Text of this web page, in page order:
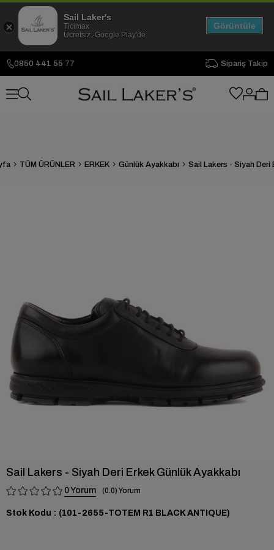
0850 441 55 77 Sipariş Takip
TÜM ÜRÜNLER ERKEK Günlük Ayakkabı
Sail Lakers - Siyah Deri Erkek Günlük Ayakkabı
0 0.0
Stok Kodu (101-2655-TOTEM R1 BLACK ANTIQUE)
Sail Laker's
Ticimax
Ücretsiz -Google Play'de
Görüntüle